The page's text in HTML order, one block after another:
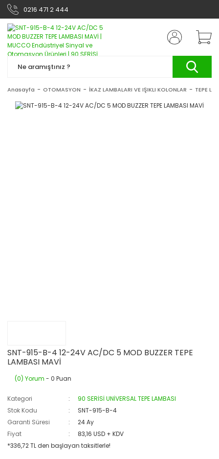
0216 471 2 444
Anasayfa OTOMASYON İKAZ LAMBALARI VE IŞIKLI KOLONLAR TEPE
SNT-915-B-4 12-24V AC/DC 5 MOD BUZZER TEPE
LAMBASI MAVİ
(0) Yorum - 0 Puan
Kategori
90 SERİSİ UNİVERSAL TEPE LAMBASI
Stok Kodu
SNT-915-B-4
Garanti Süresi
24 Ay
Fiyat
83,16 USD + KDV
*336,72 TL den başlayan taksitlerle!